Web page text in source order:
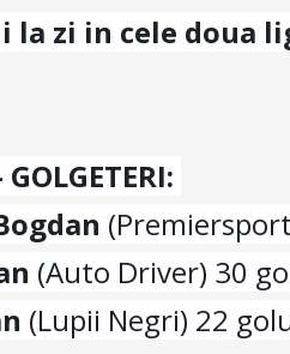
la zi in cele doua
(Auto Driver) 30
(Lupii Negri) 22